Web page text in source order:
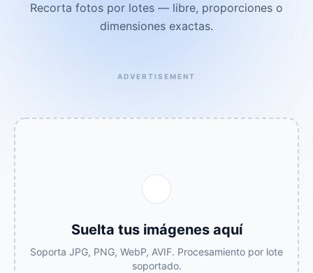
Recorta fotos por lotes — libre, proporciones o
dimensiones exactas.
ADVERTISEMENT
Suelta tus imágenes aquí
Soporta JPG, PNG, WebP, AVIF. Procesamiento por lote
soportado.